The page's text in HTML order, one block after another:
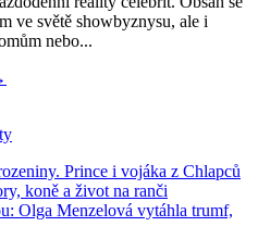
ve světě showbyznysu, ale i
nebo...
Prince i vojáka z Chlapců
koně a život na ranči
Olga Menzelová vytáhla trumf,